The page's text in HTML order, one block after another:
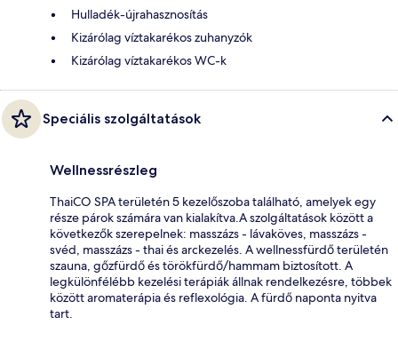
Hulladék-újrahasznosítás
Kizárólag víztakarékos zuhanyzók
Kizárólag víztakarékos WC-k
Speciális szolgáltatások
Wellnessrészleg
ThaiCO SPA területén 5 kezelőszoba található, amelyek egy
része párok számára van kialakítva.A szolgáltatások között a
következők szerepelnek: masszázs - lávaköves, masszázs -
svéd, masszázs - thai és arckezelés. A wellnessfürdő területén
szauna, gőzfürdő és törökfürdő/hammam biztosított. A
legkülönfélébb kezelési terápiák állnak rendelkezésre, többek
között aromaterápia és reflexológia. A fürdő naponta nyitva
tart.